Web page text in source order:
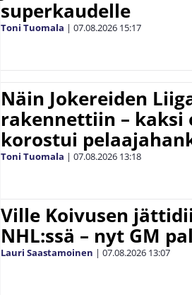
superkaudelle
Toni Tuomala | 07.08.2026 15:17
Näin Jokereiden
rakennettiin –
korostui
Toni Tuomala | 07.08.2026 13:18
Ville Koivusen
NHL:ssä – nyt GM
Lauri Saastamoinen | 07.08.2026 13:07